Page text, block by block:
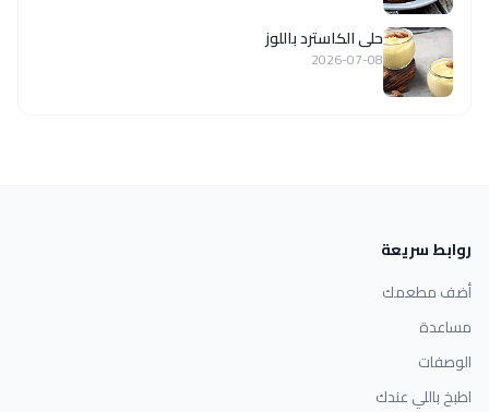
حلى الكاسترد باللوز
2026-07-08
روابط سريعة
أضف مطعمك
مساعدة
الوصفات
اطبخ باللي عندك